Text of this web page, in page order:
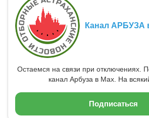
Канал АРБУЗА
Остаемся на связи при отключениях.
канал Арбуза в Max. На
Подписаться